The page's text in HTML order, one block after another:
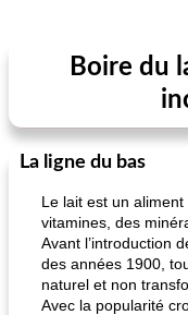
Boire du
La ligne du bas
Le lait est un
vitamines, des
Avant l’introduction
des années 1900,
naturel et non
Avec la popularité